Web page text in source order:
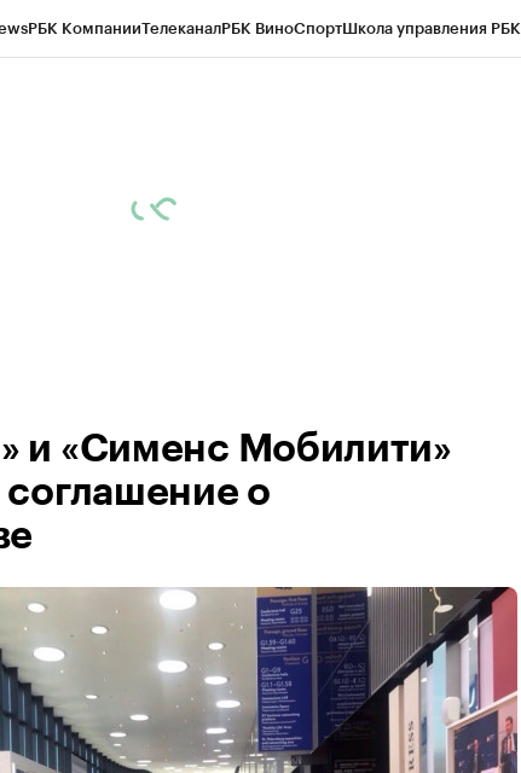
РБК КомпанииТелеканалРБК ВиноСпортШкола управления РБК
и «Сименс Мобилити»
о